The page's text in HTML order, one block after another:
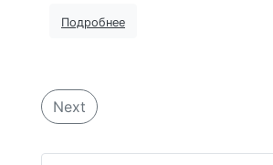
Подробнее
Next